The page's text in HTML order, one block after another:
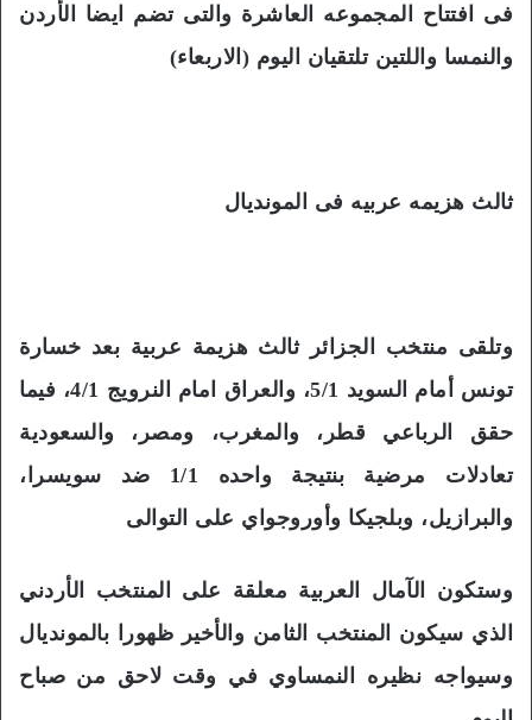
فى افتتاح المجموعه العاشرة والتى تضم ايضا الأردن
والنمسا واللتين تلتقيان اليوم (الاربعاء)
ثالث هزيمه عربيه فى المونديال
وتلقى منتخب الجزائر ثالث هزيمة عربية بعد خسارة
تونس أمام السويد 5/1، والعراق امام النرويج 4/1، فيما
حقق الرباعي قطر، والمغرب، ومصر، والسعودية
تعادلات مرضية بنتيجة واحده 1/1 ضد سويسرا،
والبرازيل، وبلجيكا وأوروجواي على التوالى
وستكون الآمال العربية معلقة على المنتخب الأردني
الذي سيكون المنتخب الثامن والأخير ظهورا بالمونديال
وسيواجه نظيره النمساوي في وقت لاحق من صباح